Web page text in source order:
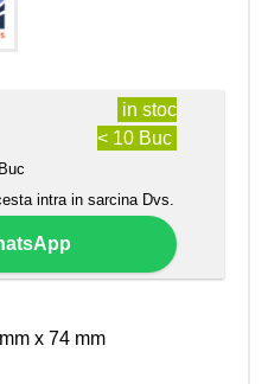
in stoc
< 10 Buc
intra in sarcina Dvs.
x 74 mm